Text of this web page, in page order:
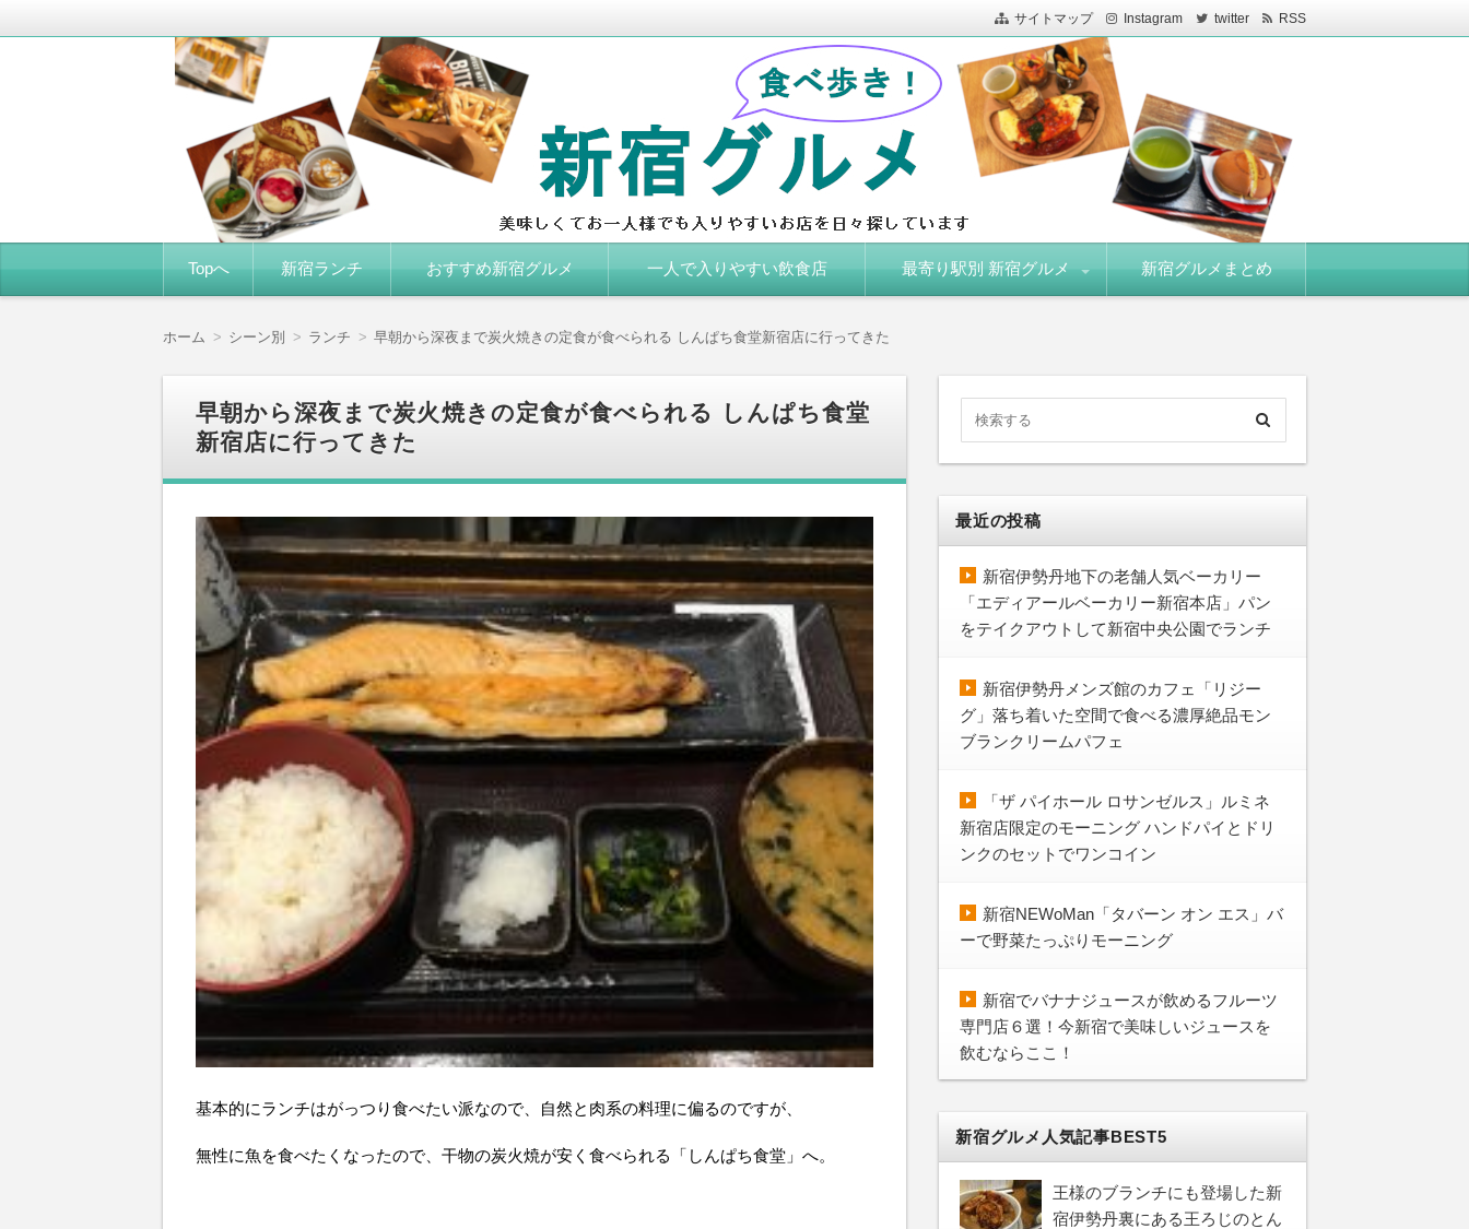
サイトマップ Instagram twitter RSS
新宿グルメ食べ歩き
新宿エリアのランチ感想がメイン。美味しくてお一人様でも入りやすいお店を日々探しています。
ン
Topへ 新宿ランチ おすすめ新宿グルメ 一人で入りやすい飲食店 最寄り駅別 新宿グルメ 新宿グルメまとめ
ホーム シーン別 ランチ 早朝から深夜まで炭火焼きの定食が食べられる しんぱち食堂新宿店に行ってきた
早朝から深夜まで炭火焼きの定食が食べられる しんぱち食堂
新宿店に行ってきた
基本的にランチはがっつり食べたい派なので、自然と肉系の料理に偏るのですが、
無性に魚を食べたくなったので、干物の炭火焼が安く食べられる「しんぱち食堂」へ。
最近の投稿
新宿伊勢丹地下の老舗人気ベーカリー
「エディアールベーカリー新宿本店」パン
をテイクアウトして新宿中央公園でランチ
新宿伊勢丹メンズ館のカフェ「リジー
グ」落ち着いた空間で食べる濃厚絶品モン
ブランクリームパフェ
「ザ パイホール ロサンゼルス」ルミネ
新宿店限定のモーニング ハンドパイとドリ
ンクのセットでワンコイン
新宿NEWoMan「タバーン オン エス」バ
ーで野菜たっぷりモーニング
新宿でバナナジュースが飲めるフルーツ
専門店６選！今新宿で美味しいジュースを
飲むならここ！
新宿グルメ人気記事BEST5
王様のブランチにも登場した新
宿伊勢丹裏にある王ろじのとん